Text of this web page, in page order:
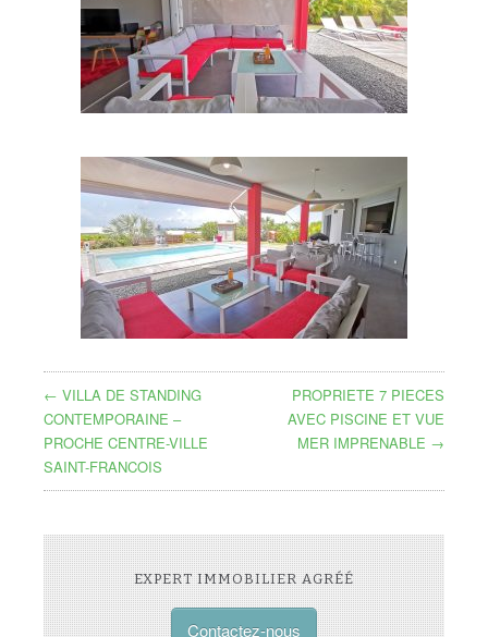
← VILLA DE STANDING
CONTEMPORAINE –
PROCHE CENTRE-VILLE
SAINT-FRANCOIS
PROPRIETE 7 PIECES
AVEC PISCINE ET VUE
MER IMPRENABLE →
EXPERT IMMOBILIER AGRÉÉ
Contactez-nous